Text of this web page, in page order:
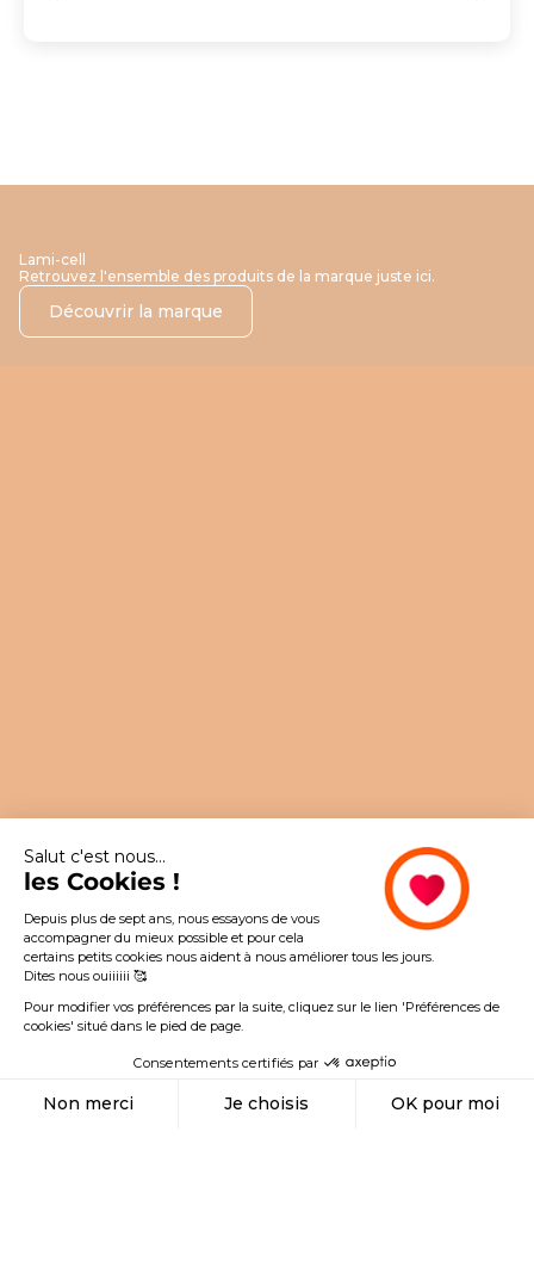
Salut c'est nous...
les Cookies !
Depuis plus de sept ans, nous essayons de vous
accompagner du mieux possible et pour cela
certains petits cookies nous aident à nous améliorer tous les jours.
Dites nous ouiiiiii 🥰
Pour modifier vos préférences par la suite, cliquez sur le lien 'Préférences de
cookies' situé dans le pied de page.
Consentements certifiés par
Non merci Je choisis OK pour moi
Lami-cell
Retrouvez l'ensemble des produits de la marque juste ici.
Découvrir la marque
Prix de vente
19,99 €
Choisir les options
noirbleulilas rosemarinevert foncé
Prix de vente
24,99 €
bleu lilas rose marine
Pourquoi payer lorsqu'il suffit de télécharger
son étiquette ?Retourner mon article
Aller à l'élément 1
Aller à l'élément 2
Aller à l'élément 3
Aller à l'élément 4
O H L A L A